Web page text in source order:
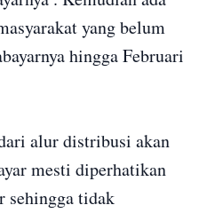
yang belum
hingga Februari
alur distribusi akan
mesti diperhatikan
sehingga tidak